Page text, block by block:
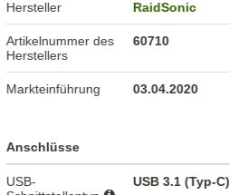
Hersteller RaidSonic
Artikelnummer des
Herstellers
60710
Markteinführung 03.04.2020
Anschlüsse
USB-
USB 3.1 (Typ-C)